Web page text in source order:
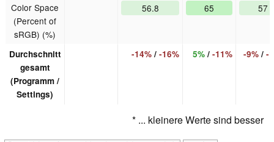
Color Space
(Percent of
sRGB) (%)
56.8 65 57
Durchschnitt
gesamt
(Programm /
Settings)
-14%/ -16% 5%/ -11% -9%/ -
* ... kleinere Werte sind besser